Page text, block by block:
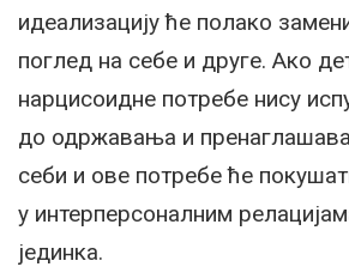
идеализацију ће полако
поглед на себе и друге. Ако
нарцисоидне потребе нису
до одржавања и
себи и ове потребе ће
у интерперсоналним
јединка.